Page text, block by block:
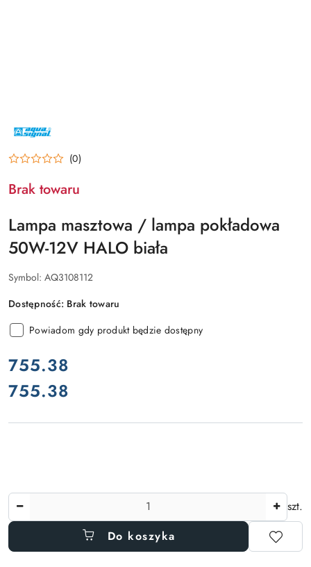
NAZWA
PRODUCENTA:
SIGNAL (0)
Brak towaru
Lampa masztowa / lampa pokładowa
50W-12V HALO biała
Symbol: AQ3108112
Dostępność: Brak towaru
Powiadom gdy produkt będzie dostępny
cena:
755.38
Cena:
755.38
Ilość
szt.
Do koszyka